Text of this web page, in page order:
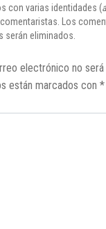
con varias identidades (
Los
serán eliminados.
electrónico no será
están marcados con *